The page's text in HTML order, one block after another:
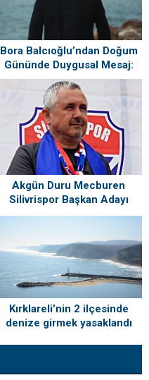
Bora Balcıoğlu’ndan Doğum
Gününde Duygusal Mesaj:
“Silivri’mi Çok Özlüyorum”
Akgün Duru Mecburen
Silivrispor Başkan Adayı
Kırklareli’nin 2 ilçesinde
denize girmek yasaklandı